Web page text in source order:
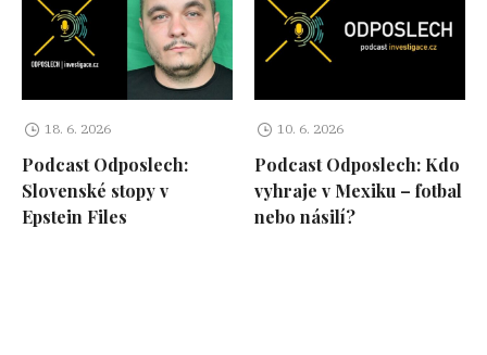
18. 6. 2026
Podcast Odposlech:
Slovenské stopy v
Epstein Files
10. 6. 2026
Podcast Odposlech: Kdo
vyhraje v Mexiku – fotbal
nebo násilí?